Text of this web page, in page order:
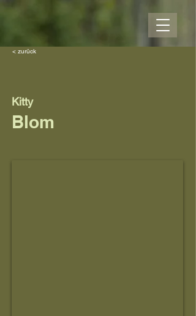
< zurück
Kitty
Blom